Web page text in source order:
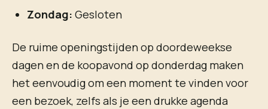
Zondag: Gesloten
De ruime openingstijden op doordeweekse
dagen en de koopavond op donderdag maken
het eenvoudig om een moment te vinden voor
een bezoek, zelfs als je een drukke agenda